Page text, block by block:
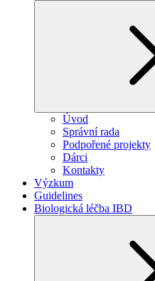
Úvod
Správní rada
Podpořené projekty
Dárci
Kontakty
Výzkum
Guidelines
Biologická léčba IBD